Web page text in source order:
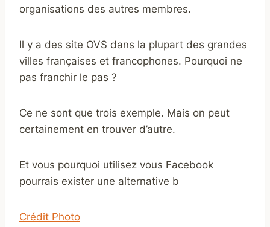
organisations des autres membres.
Il y a des site OVS dans la plupart des grandes
villes françaises et francophones. Pourquoi ne
pas franchir le pas ?
Ce ne sont que trois exemple. Mais on peut
certainement en trouver d’autre.
Et vous pourquoi utilisez vous Facebook
pourrais exister une alternative b
Crédit Photo